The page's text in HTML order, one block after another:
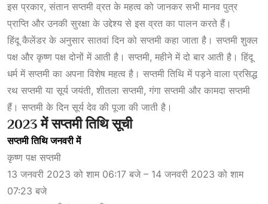
इस प्रकार, संतान सप्तमी व्रत के महत्व को जानकर सभी मानव पुत्र
प्राप्ति और उनकी सुरक्षा के उद्देश्य से इस व्रत का पालन करते हैं।
हिंदू कैलेंडर के अनुसार सातवां दिन को सप्तमी कहा जाता है। सप्तमी शुक्ल
पक्ष और कृष्ण पक्ष दोनों में आती है। सप्तमी, महीने में दो बार आती है। हिंदू
धर्म में सप्तमी का अपना विशेष महत्व है। सप्तमी तिथि में पड़ने वाला प्रसिद्ध
रथ सप्तमी या सूर्य जयंती, शीतला सप्तमी, गंगा सप्तमी और कामदा सप्तमी
हैं। सप्तमी के दिन सूर्य देव की पूजा की जाती है।
2023मेंसप्तमीतिथिसूची
सप्तमी तिथि जनवरी में
कृष्ण पक्ष सप्तमी
13 जनवरी 2023 को शाम 06:17 बजे – 14 जनवरी 2023 को शाम
07:23 बजे